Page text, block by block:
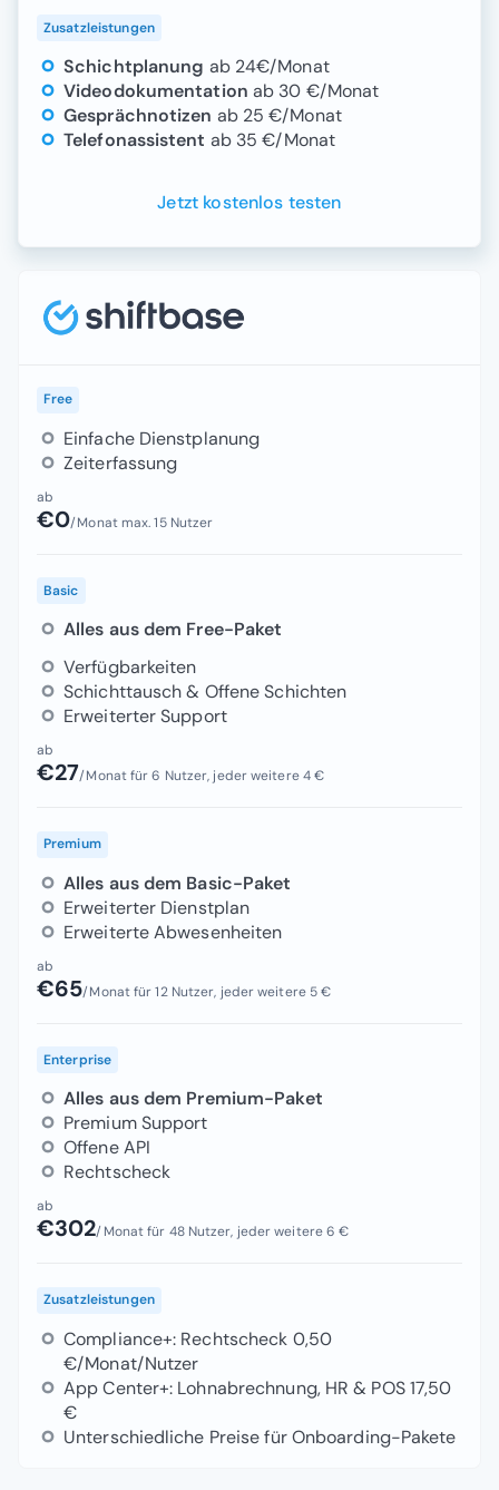
Zusatzleistungen
Schichtplanung ab 24€/Monat
Videodokumentation ab 30 €/Monat
Gesprächnotizen ab 25 €/Monat
Telefonassistent ab 35 €/Monat
Jetzt kostenlos testen
Free
Einfache Dienstplanung
Zeiterfassung
ab
€0/Monat max. 15 Nutzer
Basic
Alles aus dem Free-Paket
Verfügbarkeiten
Schichttausch & Offene Schichten
Erweiterter Support
ab
€27/Monat für 6 Nutzer, jeder weitere 4 €
Premium
Alles aus dem Basic-Paket
Erweiterter Dienstplan
Erweiterte Abwesenheiten
ab
€65/Monat für 12 Nutzer, jeder weitere 5 €
Enterprise
Alles aus dem Premium-Paket
Premium Support
Offene API
Rechtscheck
ab
€302/Monat für 48 Nutzer, jeder weitere 6 €
Zusatzleistungen
Compliance+: Rechtscheck 0,50
€/Monat/Nutzer
App Center+: Lohnabrechnung, HR & POS 17,50
€
Unterschiedliche Preise für Onboarding-Pakete